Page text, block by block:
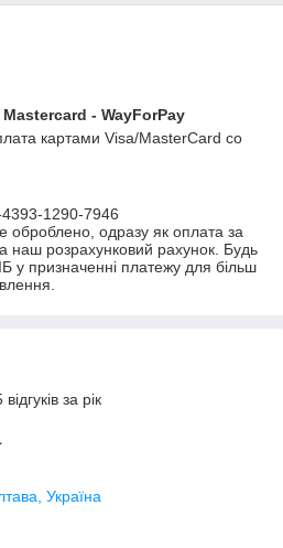
- WayForPay
картами Visa/MasterCard со
1290-7946
одразу як оплата за
наш розрахунковий рахунок. Будь
у призначенні платежу для більш
за рік
Україна